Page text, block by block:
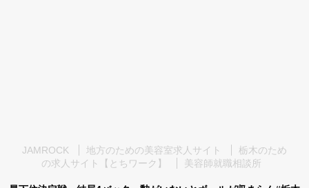
JAMROCK 地方のための美容室求人サイト
栃木のため
の求人サイト【とちワーク】
美容師就職相談所